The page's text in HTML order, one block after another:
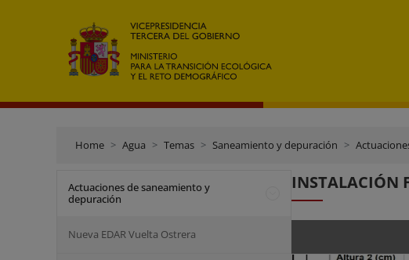
Home Agua Temas Saneamiento y depuración
Actuaciones de saneamiento y
depuración
Nueva EDAR Vuelta Ostrera
INSTALACIÓN